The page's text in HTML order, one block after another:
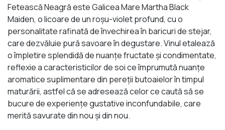
Fetească Neagră este Galicea Mare Martha Black
Maiden, o licoare de un roşu-violet profund, cu o
personalitate rafinată de învechirea în baricuri de stejar,
care dezvăluie pură savoare în degustare. Vinul etalează
o împletire splendidă de nuanţe fructate şi condimentate,
reflexie a caracteristicilor de soi ce împrumută nuanţe
aromatice suplimentare din pereţii butoaielor în timpul
maturării, astfel că se adresează celor ce caută să se
bucure de experienţe gustative inconfundabile, care
merită savurate din nou şi din nou.